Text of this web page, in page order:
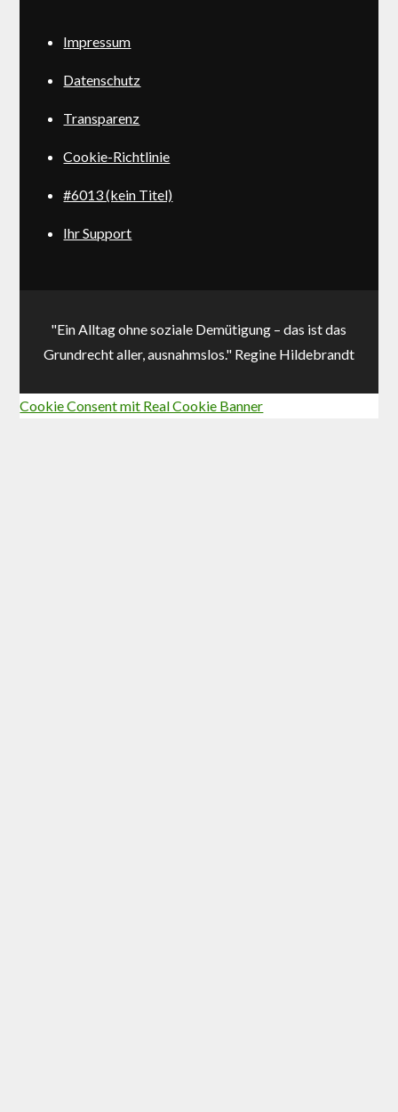
Impressum
Datenschutz
Transparenz
Cookie-Richtlinie
#6013 (kein Titel)
Ihr Support
"Ein Alltag ohne soziale Demütigung – das ist das
Grundrecht aller, ausnahmslos." Regine Hildebrandt
Cookie Consent mit Real Cookie Banner